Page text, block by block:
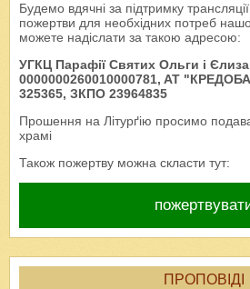
Будемо вдячні за підтримку
пожертви для необхідних потреб
можете надіслати за такою адресою:
УГКЦ Парафії Святих Ольги і
0000000260010000781, AT
325365, ЗКПО 23964835
Прошення на Літурґію просимо
храмі
Також пожертву можна скласти тут:
ПРОПОВІДІ